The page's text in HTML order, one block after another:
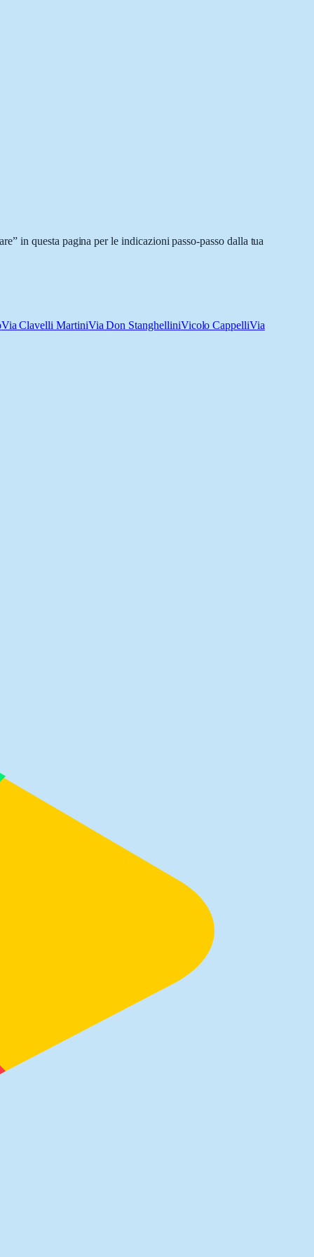
in questa pagina per le indicazioni passo-passo dalla tua
Via Clavelli MartiniVia Don StanghelliniVicolo CappelliVia